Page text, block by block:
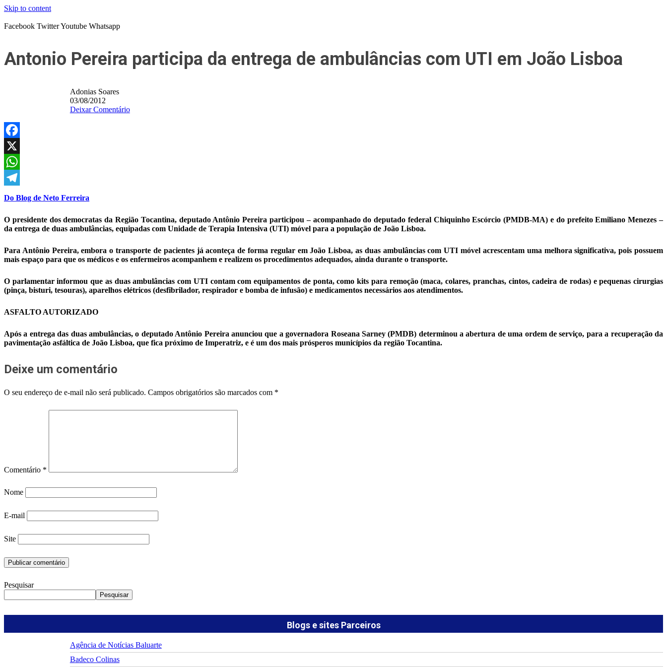
Skip to content
Facebook TwitterYoutube Whatsapp
Antonio Pereira participa da entrega de ambulâncias com UTI em João Lisboa
Adonias Soares
03/08/2012
Deixar Comentário
Facebook
X
WhatsApp
Telegram
Do Blog de Neto Ferreira
O presidente dos democratas da Região Tocantina, deputado Antônio Pereira participou – acompanhado do deputado federal Chiquinho Escórcio (PMDB-MA) e do prefeito Emiliano Menezes –
da entrega de duas ambulâncias, equipadas com Unidade de Terapia Intensiva (UTI) móvel para a população de João Lisboa.
Para Antônio Pereira, embora o transporte de pacientes já aconteça de forma regular em João Lisboa, as duas ambulâncias com UTI móvel acrescentam uma melhora significativa, pois possuem
mais espaço para que os médicos e os enfermeiros acompanhem e realizem os procedimentos adequados, ainda durante o transporte.
O parlamentar informou que as duas ambulâncias com UTI contam com equipamentos de ponta, como kits para remoção (maca, colares, pranchas, cintos, cadeira de rodas) e pequenas cirurgias
(pinça, bisturi, tesouras), aparelhos elétricos (desfibrilador, respirador e bomba de infusão) e medicamentos necessários aos atendimentos.
ASFALTO AUTORIZADO
Após a entrega das duas ambulâncias, o deputado Antônio Pereira anunciou que a governadora Roseana Sarney (PMDB) determinou a abertura de uma ordem de serviço, para a recuperação da
pavimentação asfáltica de João Lisboa, que fica próximo de Imperatriz, e é um dos mais prósperos municípios da região Tocantina.
Deixe um comentário
O seu endereço de e-mail não será publicado. Campos obrigatórios são marcados com *
Comentário *
Nome
E-mail
Site
Pesquisar
Pesquisar
Blogs e sites Parceiros
Agência de Notícias Baluarte
Badeco Colinas